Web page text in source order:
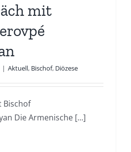
mit
| Aktuell, Bischof, Diözese
Bischof
Die Armenische [...]